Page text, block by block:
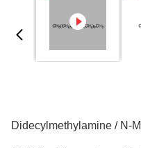
Didecylmethylamine / N-